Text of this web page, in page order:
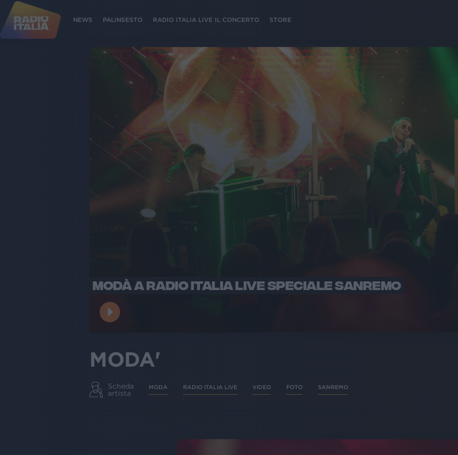
NEWS PALINSESTO RADIO ITALIA LIVE IL CONCERTO STORE
MODÀ A RADIO ITALIA LIVE SPECIALE SANREMO
MODA'
Scheda
artista
MODÀ RADIO ITALIA LIVE VIDEO FOTO SANREMO